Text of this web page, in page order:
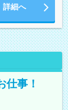
詳細へ
仕事！